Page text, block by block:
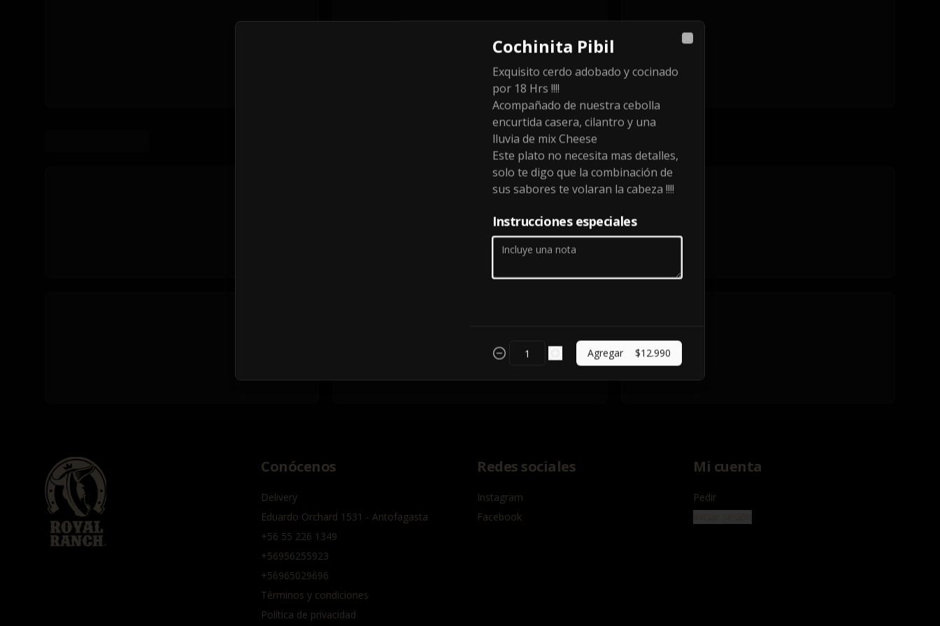
Conócenos
Delivery
Eduardo Orchard 1531 - Antofagasta
+56 55 226 1349
+56956255923
+56965029696
Términos y condiciones
Política de privacidad
Redes sociales
Instagram
Facebook
Mi cuenta
Pedir
Cochinita Pibil
Exquisito cerdo adobado y cocinado
por 18 Hrs !!!!
Acompañado de nuestra cebolla
encurtida casera, cilantro y una
lluvia de mix Cheese
Este plato no necesita mas detalles,
solo te digo que la combinación de
sus sabores te volaran la cabeza !!!!
Instrucciones especiales
Agregar $12.990